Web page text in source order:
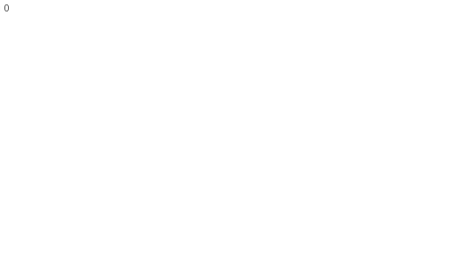
0